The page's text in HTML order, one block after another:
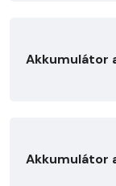
Akkumulátor
Akkumulátor